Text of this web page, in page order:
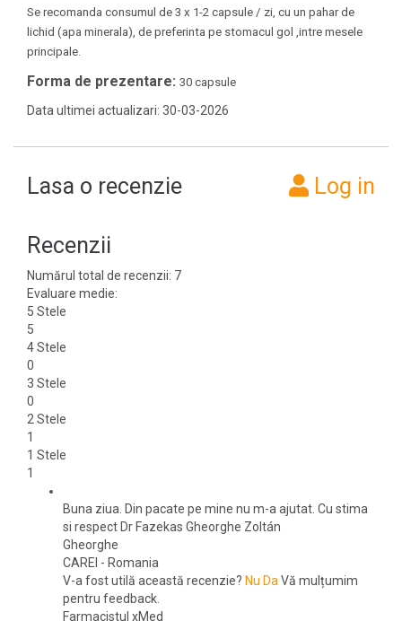
Se recomanda consumul de 3 x 1-2 capsule / zi, cu un pahar de
lichid (apa minerala), de preferinta pe stomacul gol ,intre mesele
principale.
Forma de prezentare: 30 capsule
Data ultimei actualizari: 30-03-2026
Lasa o recenzie Log in
Recenzii
Numărul total de recenzii: 7
Evaluare medie:
5 Stele
5
4 Stele
0
3 Stele
0
2 Stele
1
1 Stele
1
Buna ziua. Din pacate pe mine nu m-a ajutat. Cu stima
si respect Dr Fazekas Gheorghe Zoltán
Gheorghe
CAREI - Romania
V-a fost utilă această recenzie? Nu Da Vă mulțumim
pentru feedback.
Farmacistul xMed